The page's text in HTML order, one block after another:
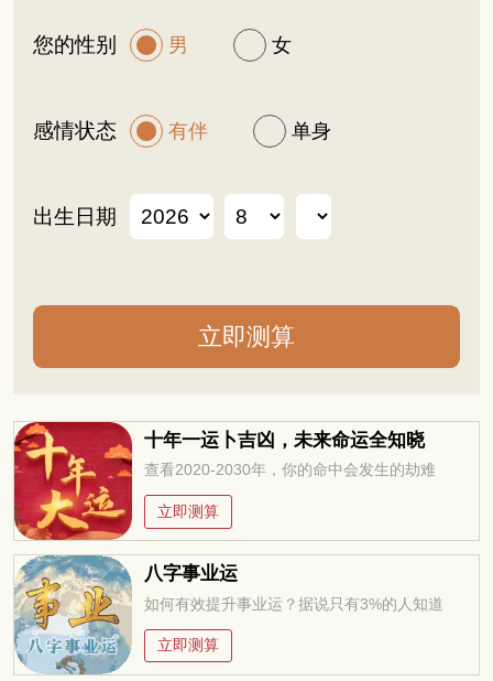
您的性别 男 女
感情状态 有伴 单身
出生日期
十年一运卜吉凶，未来命运全知晓
查看2020-2030年，你的命中会发生的劫难
立即测算
八字事业运
如何有效提升事业运？据说只有3%的人知道
立即测算